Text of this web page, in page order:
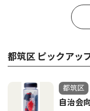
都筑区 ピックアッ
都筑区
自治会